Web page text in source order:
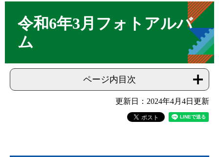
令和6年3月フォトアルバ
ム
ページ内目次
更新日：2024年4月4日更新